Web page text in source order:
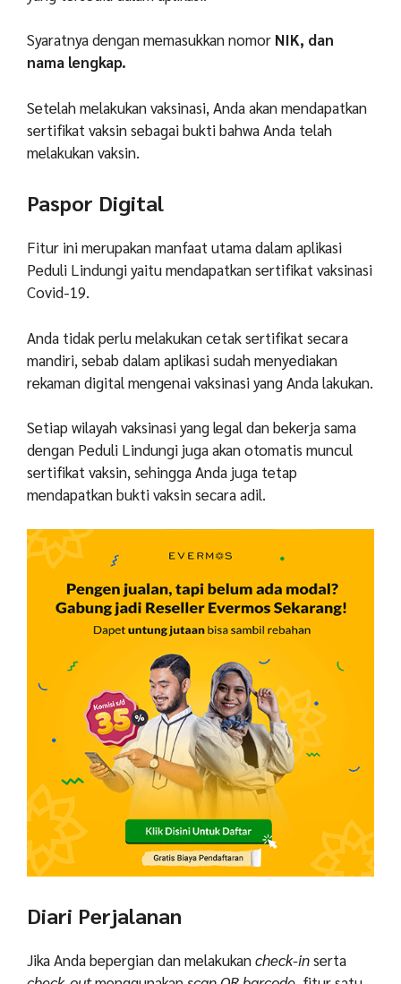
Syaratnya dengan memasukkan nomor NIK, dan
nama lengkap.
Setelah melakukan vaksinasi, Anda akan mendapatkan
sertifikat vaksin sebagai bukti bahwa Anda telah
melakukan vaksin.
Paspor Digital
Fitur ini merupakan manfaat utama dalam aplikasi
Peduli Lindungi yaitu mendapatkan sertifikat vaksinasi
Covid-19.
Anda tidak perlu melakukan cetak sertifikat secara
mandiri, sebab dalam aplikasi sudah menyediakan
rekaman digital mengenai vaksinasi yang Anda lakukan.
Setiap wilayah vaksinasi yang legal dan bekerja sama
dengan Peduli Lindungi juga akan otomatis muncul
sertifikat vaksin, sehingga Anda juga tetap
mendapatkan bukti vaksin secara adil.
Diari Perjalanan
Jika Anda bepergian dan melakukancheck-inserta